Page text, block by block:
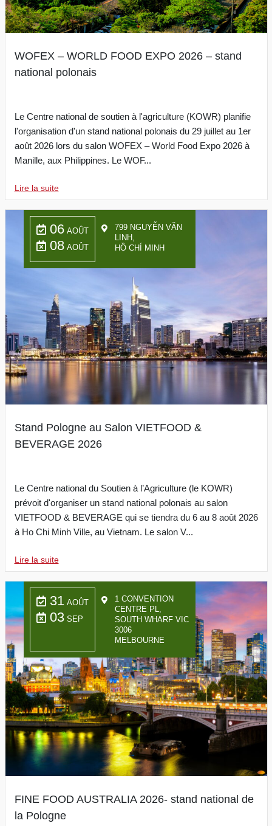
WOFEX – WORLD FOOD EXPO 2026 – stand
national polonais
Le Centre national de soutien à l'agriculture (KOWR) planifie
l'organisation d'un stand national polonais du 29 juillet au 1er
août 2026 lors du salon WOFEX – World Food Expo 2026 à
Manille, aux Philippines. Le WOF...
Lire la suite
06 AOÛT
08 AOÛT
799 NGUYỄN VĂN
LINH,
HỒ CHÍ MINH
Stand Pologne au Salon VIETFOOD &
BEVERAGE 2026
Le Centre national du Soutien à l’Agriculture (le KOWR)
prévoit d'organiser un stand national polonais au salon
VIETFOOD & BEVERAGE qui se tiendra du 6 au 8 août 2026
à Ho Chi Minh Ville, au Vietnam. Le salon V...
Lire la suite
31 AOÛT
03 SEP
1 CONVENTION
CENTRE PL,
SOUTH WHARF VIC
3006
MELBOURNE
FINE FOOD AUSTRALIA 2026- stand national de
la Pologne